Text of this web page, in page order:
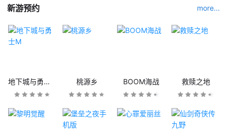
新游预约 more...
地下城与勇士M 桃源乡 BOOM海战 救赎之地